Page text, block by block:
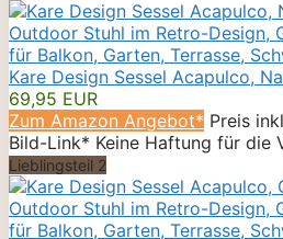
Kare Design Sessel Acapulco,
69,95 EUR
Zum Amazon Angebot* Preis
Bild-Link* Keine Haftung für die
Lieblingsteil 2